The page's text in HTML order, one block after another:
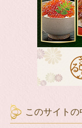
このサイトの